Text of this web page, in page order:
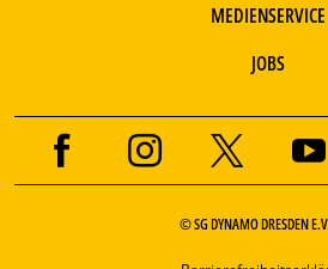
MEDIENSERVICE
JOBS
© SG DYNAMO DRESDEN